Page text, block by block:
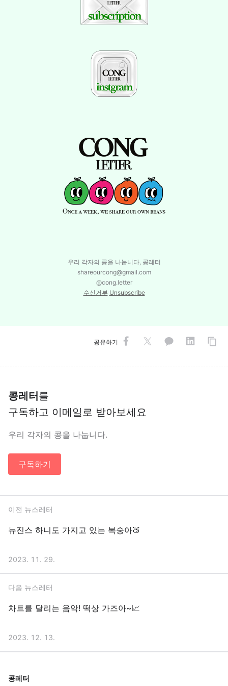
우리 각자의 콩을 나눕니다, 콩레터
shareourcong@gmail.com
@cong.letter
수신거부 Unsubscribe
공유하기
콩레터를
구독하고 이메일로 받아보세요
우리 각자의 콩을 나눕니다.
구독하기
이전 뉴스레터
뉴진스 하니도 가지고 있는 복숭아🍑
2023. 11. 29.
다음 뉴스레터
차트를 달리는 음악! 떡상 가즈아~📈
2023. 12. 13.
콩레터